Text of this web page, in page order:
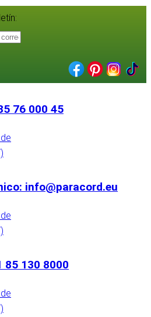
76 000 45
info@paracord.eu
85 130 8000